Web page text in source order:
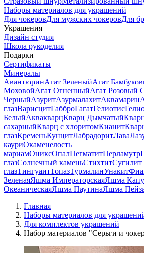
Наборы материалов для украшений
Для чокеровДля мужских чокеровДля
Украшения
Дизайн студия
Школа рукоделия
Подарки
Сертификаты
Минералы
АвантюринАгат ЗеленыйАгат
МоховойАгат ОгненныйАгат Розовый
ЧерныйАзуритАзурмалахитАквамарин
глазВарисцитГабброГагатГелиотис
БелыйАквакварцКварц Дымчатый
сахарныйКварц с хлоритомКианит
глазКременьКунцитЛабрадоритЛава
кауриОкаменелость
мариамОниксОпалПегматитПерламутр
глазСолнечный каменьСтихтитСугилит
глазТингуаитТопазТурмалинУнакит
ЗеленаяЯшма ИмператорскаяЯшма
ОкеаническаяЯшма ПаутинаЯшма
Главная
Наборы материалов для
Для комплектов украшений
Набор материалов "Серьги и